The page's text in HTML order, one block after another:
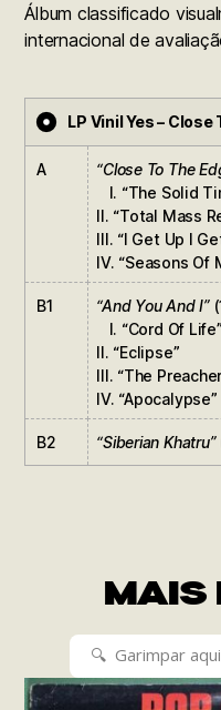
Álbum classificado
internacional de
LP Vinil Yes –
A “Close To The
I. “The Solid
II. “Total Mass
III. “I Get Up I
IV. “Seasons Of
B1 “And You And I”
I. “Cord Of Life”
II. “Eclipse”
III. “The
IV. “Apocalypse”
B2 “Siberian Khatru”
MAIS